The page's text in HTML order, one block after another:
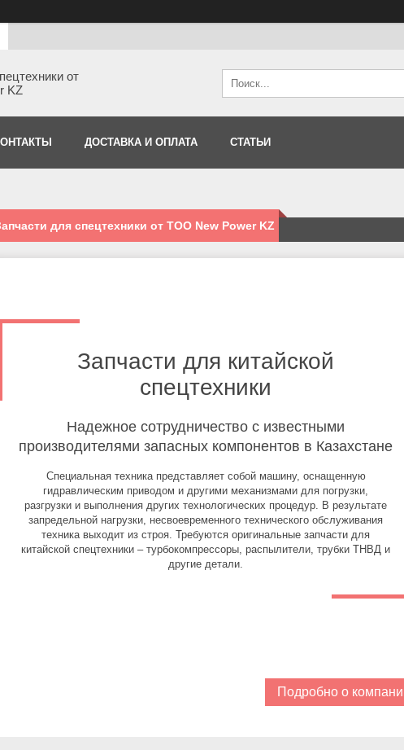
от
KZ
ДОСТАВКА И ОПЛАТА СТАТЬИ
для спецтехники от ТОО New Power KZ
Запчасти для китайской
спецтехники
Надежное сотрудничество с известными
производителями запасных компонентов в Казахстане
Специальная техника представляет собой машину, оснащенную
гидравлическим приводом и другими механизмами для погрузки,
разгрузки и выполнения других технологических процедур. В результате
запредельной нагрузки, несвоевременного технического обслуживания
техника выходит из строя. Требуются оригинальные запчасти для
китайской спецтехники – турбокомпрессоры, распылители, трубки ТНВД и
другие детали.
Подробно о